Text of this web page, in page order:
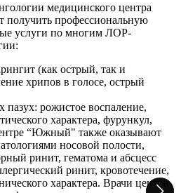
медицинского центра
профессиональную
услуги по многим ЛОР-
(как острый, так и
хрипов в голосе, острый
пазух: рожистое воспаление,
характера, фурункул,
“Южный" также оказывают
носовой полости,
ринит, гематома и абсцесс
ринит, кровотечение,
характера. Врачи центра